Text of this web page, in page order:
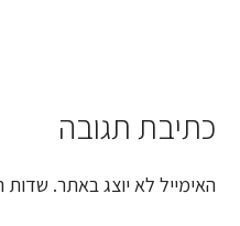
Reader
Interactions
כתיבת תגובה
האימייל לא יוצג באתר. שדות